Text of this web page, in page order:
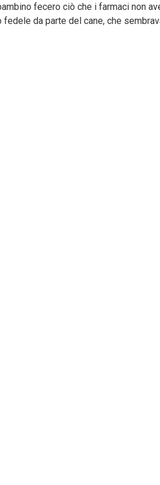
fecero ciò che i farmaci non
da parte del cane, che